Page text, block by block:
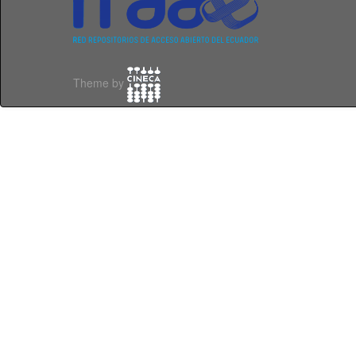
Theme by